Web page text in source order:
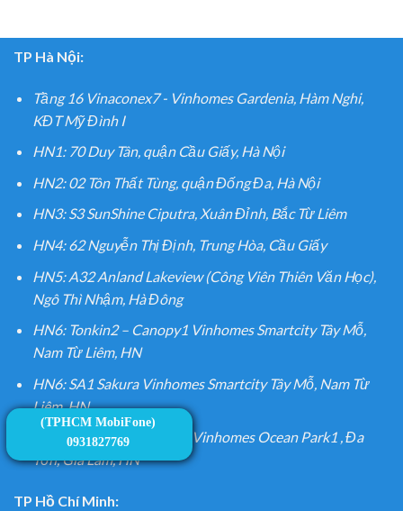
TP Hà Nội:
Tầng 16 Vinaconex7 - Vinhomes Gardenia, Hàm Nghi,
KĐT Mỹ Đình I
HN1: 70 Duy Tân, quận Cầu Giấy, Hà Nội
HN2: 02 Tôn Thất Tùng, quận Đống Đa, Hà Nội
HN3: S3 SunShine Ciputra, Xuân Đỉnh, Bắc Từ Liêm
HN4: 62 Nguyễn Thị Định, Trung Hòa, Cầu Giấy
HN5: A32 Anland Lakeview (Công Viên Thiên Văn Học),
Ngô Thì Nhậm, Hà Đông
HN6: Tonkin2 – Canopy1 Vinhomes Smartcity Tây Mỗ,
Nam Từ Liêm, HN
HN6: SA1 Sakura Vinhomes Smartcity Tây Mỗ, Nam Từ
Liêm, HN
HN7: Khu Saphire S106 – Vinhomes Ocean Park1 , Đa
Tốn, Gia Lâm, HN
TP Hồ Chí Minh:
(TPHCM MobiFone)
0931827769